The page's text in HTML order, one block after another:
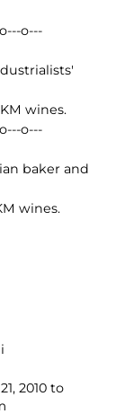
o---
wines.
o---
baker and
wines.
2010 to